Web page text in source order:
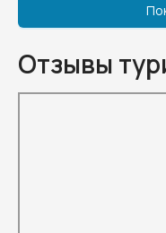
Отзывы